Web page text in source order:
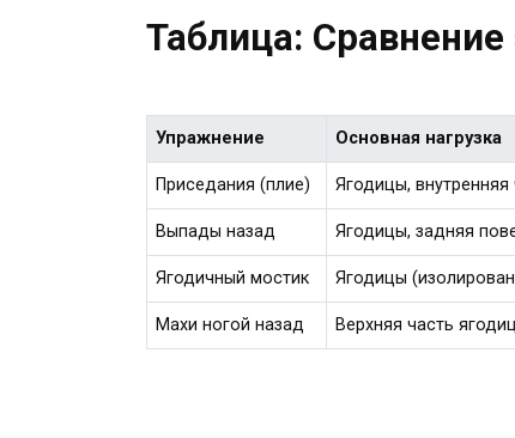
Таблица:
Упражнение Основная нагрузка
Приседания (плие) Ягодицы,
Выпады назад Ягодицы, задняя
Ягодичный мостик Ягодицы
Махи ногой назад Верхняя часть ягодиц